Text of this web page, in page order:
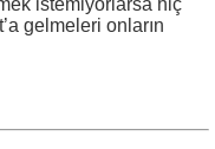
istemiyorlarsa hiç
gelmeleri onların